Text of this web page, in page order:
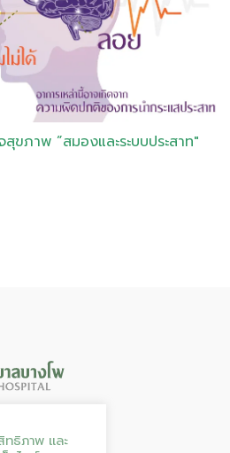
สุขภาพ ”สมองและระบบประสาท"
ทธิภาพ และ